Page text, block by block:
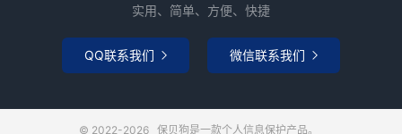
实用、简单、方便、快捷
QQ联系我们  微信联系我们 
© 2022-2026 保贝狗是一款个人信息保护产品。